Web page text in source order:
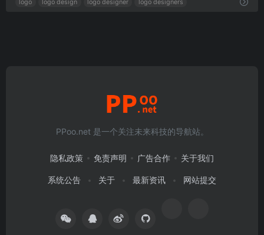
logo logo design logo designer logo designers
PPoo.net 是一个关注未来科技的导航站。
隐私政策 免责声明 广告合作 关于我们
系统公告 关于 最新资讯 网站提交